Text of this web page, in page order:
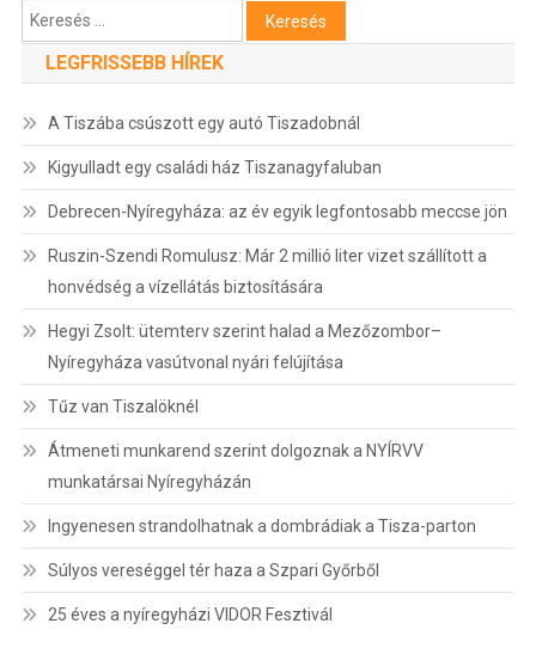
Keresés:
LEGFRISSEBB HÍREK
A Tiszába csúszott egy autó Tiszadobnál
Kigyulladt egy családi ház Tiszanagyfaluban
Debrecen-Nyíregyháza: az év egyik legfontosabb meccse jön
Ruszin-Szendi Romulusz: Már 2 millió liter vizet szállított a
honvédség a vízellátás biztosítására
Hegyi Zsolt: ütemterv szerint halad a Mezőzombor–
Nyíregyháza vasútvonal nyári felújítása
Tűz van Tiszalöknél
Átmeneti munkarend szerint dolgoznak a NYÍRVV
munkatársai Nyíregyházán
Ingyenesen strandolhatnak a dombrádiak a Tisza-parton
Súlyos vereséggel tér haza a Szpari Győrből
25 éves a nyíregyházi VIDOR Fesztivál